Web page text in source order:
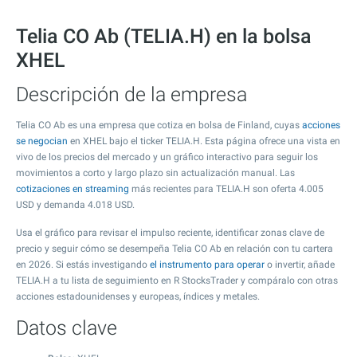
Telia CO Ab (TELIA.H) en la bolsa
XHEL
Descripción de la empresa
Telia CO Ab es una empresa que cotiza en bolsa de Finland, cuyas acciones
se negocian en XHEL bajo el ticker TELIA.H. Esta página ofrece una vista en
vivo de los precios del mercado y un gráfico interactivo para seguir los
movimientos a corto y largo plazo sin actualización manual. Las
cotizaciones en streaming más recientes para TELIA.H son oferta 4.005
USD y demanda 4.018 USD.
Usa el gráfico para revisar el impulso reciente, identificar zonas clave de
precio y seguir cómo se desempeña Telia CO Ab en relación con tu cartera
en 2026. Si estás investigando el instrumento para operar o invertir, añade
TELIA.H a tu lista de seguimiento en R StocksTrader y compáralo con otras
acciones estadounidenses y europeas, índices y metales.
Datos clave